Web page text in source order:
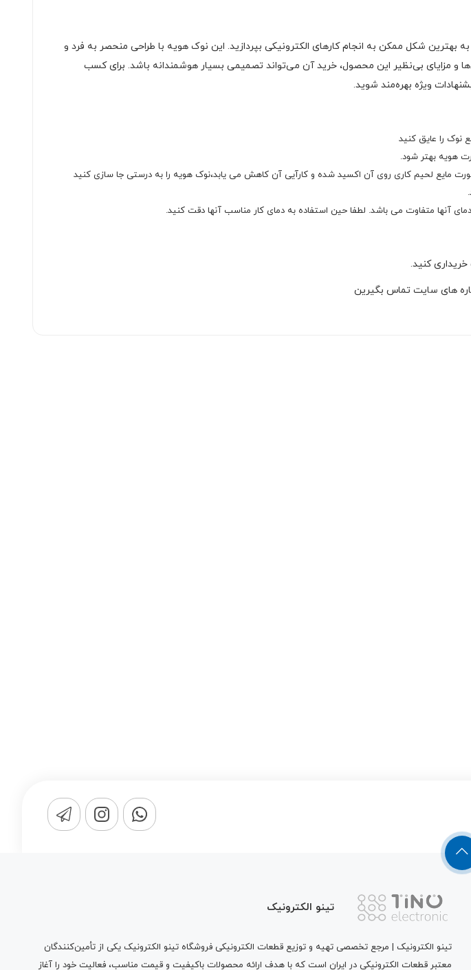
بهترین شکل ممکن به انجام کارهای الکترونیکی بپردازید. این نوک هویه با طراحی منحصر به فرد و
و مزایای بی‌نظیر این محصول، خرید آن می‌تواند تصمیمی بسیار هوشمندانه باشد. برای کسب
ویژه بهره‌مند شوید.
نوک را عایق کنید
هویه بهتر شود.
مایع لحیم کاری روی آن اکسید شده و کارآیی آن کاهش می یابد،نوک هویه را به درستی جا سازی کنید
آنها متفاوت می باشد. لطفا حین استفاده به دمای کار مناسب آنها دقت کنید.
کنید.
های سایت تماس بگیرین
تینو الکترونیک
تینو الکترونیک | مرجع تخصصی تهیه و توزیع قطعات الکترونیکی فروشگاه تینو الکترونیک یکی از تأمین‌کنندگان
معتبر قطعات الکترونیکی در ایران است که با هدف ارائه محصولات باکیفیت و قیمت مناسب، فعالیت خود را آغاز